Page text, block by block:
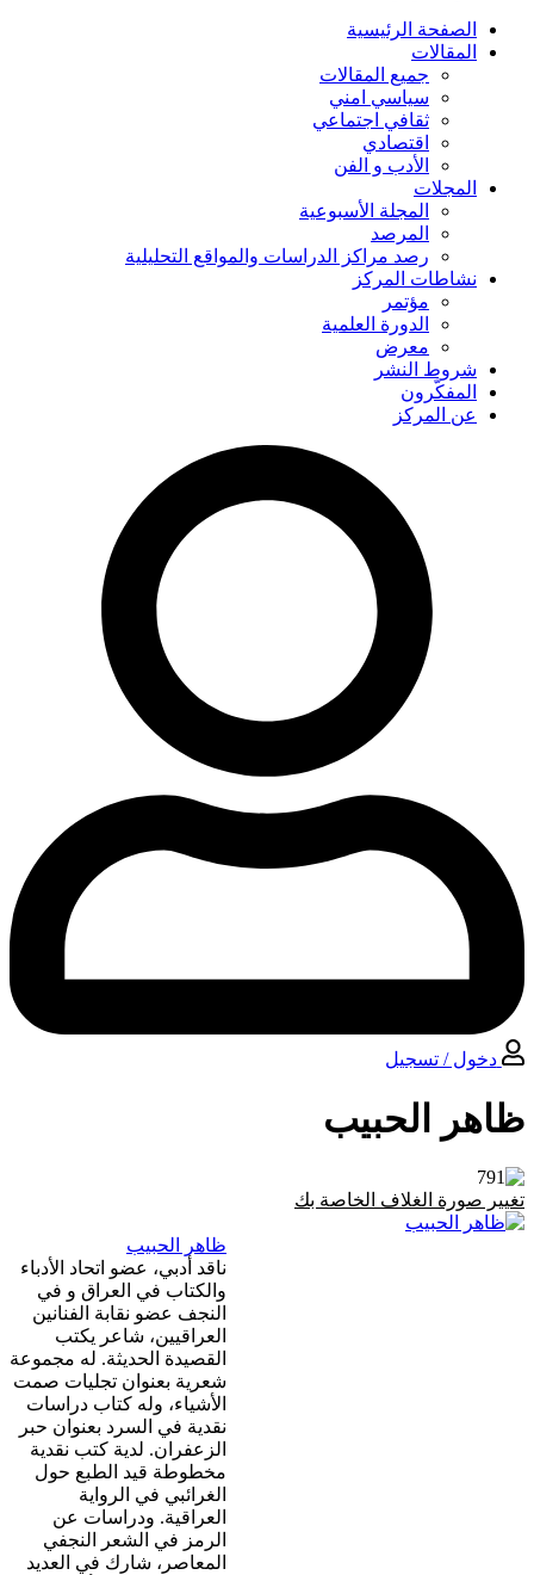
الصفحة الرئیسیة
المقالات
جمیع المقالات
سیاسي امني
ثقافي اجتماعي
اقتصادي
الأدب و الفن
المجلات
المجلة الأسبوعية
المرصد
رصد مراكز الدراسات والمواقع التحليلية
نشاطات المركز
مؤتمر
الدورة العلمیة
معرض
شروط النشر
المفکّرون
عن المركز
/ تسجیل
الحبيب
صورة الغلاف الخاصة بك
ظاهر الحبيب
ناقد أدبي، عضو اتحاد الأدباء
والكتاب في العراق و في
النجف عضو نقابة الفنانين
العراقيين، شاعر يكتب
القصيدة الحديثة. له مجموعة
شعرية بعنوان تجليات صمت
الأشياء، وله كتاب دراسات
نقدية في السرد بعنوان حبر
الزعفران. لدية كتب نقدية
مخطوطة قيد الطبع حول
الغرائبي في الرواية
العراقية. ودراسات عن
الرمز في الشعر النجفي
المعاصر، شارك في العديد